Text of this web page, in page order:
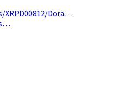
XRPD00812/Dora…